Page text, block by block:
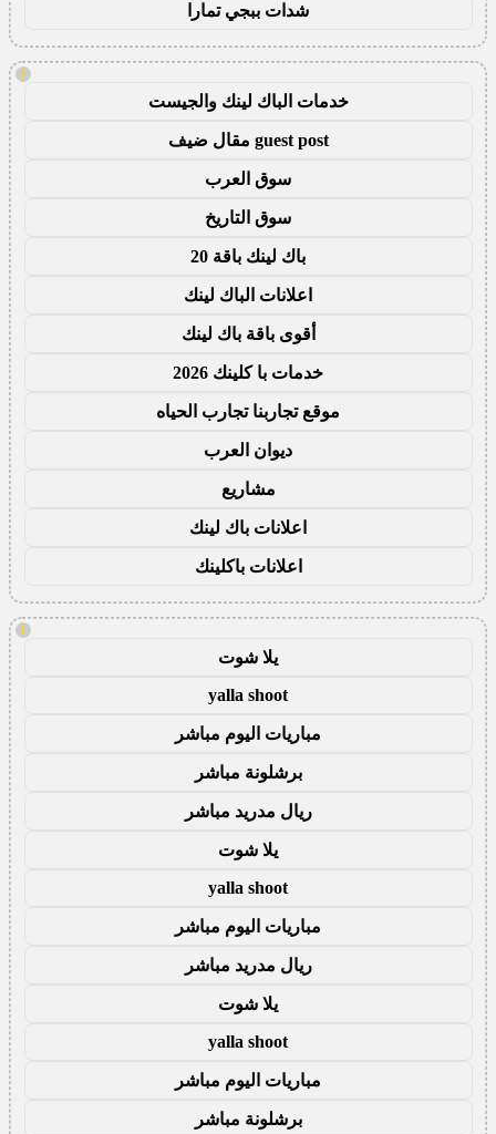
شدات ببجي تمارا
!
خدمات الباك لينك والجيست
guest post مقال ضيف
سوق العرب
سوق التاريخ
باك لينك باقة 20
اعلانات الباك لينك
أقوى باقة باك لينك
خدمات با كلينك 2026
موقع تجاربنا تجارب الحياه
ديوان العرب
مشاريع
اعلانات باك لينك
اعلانات باكلينك
!
يلا شوت
yalla shoot
مباريات اليوم مباشر
برشلونة مباشر
ريال مدريد مباشر
يلا شوت
yalla shoot
مباريات اليوم مباشر
ريال مدريد مباشر
يلا شوت
yalla shoot
مباريات اليوم مباشر
برشلونة مباشر